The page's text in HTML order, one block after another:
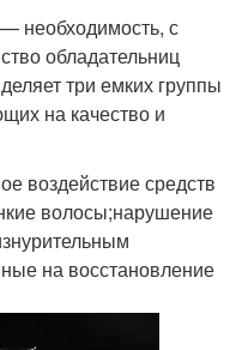
необходимость, с
обладательниц
три емких группы
на качество и
воздействие средств
волосы;нарушение
на восстановление